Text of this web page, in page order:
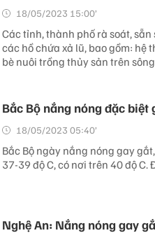
18/05/2023 15:00’
Các tỉnh, thành phố rà soát,
các hồ chứa xả lũ, bao gồm: hệ
bè nuôi trồng thủy sản trên
Bắc Bộ nắng nóng đặc biệt
18/05/2023 05:40’
Bắc Bộ ngày nắng nóng gay
37-39 độ C, có nơi trên 40 độ
Nghệ An: Nắng nóng gay